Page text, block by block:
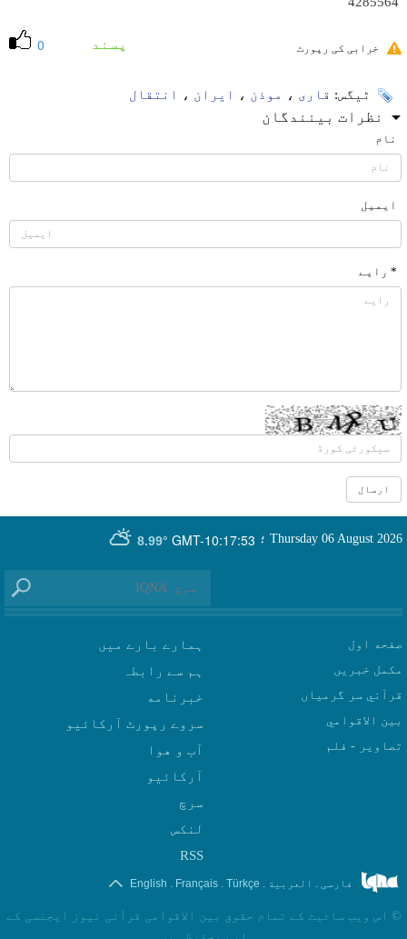
0 پسند خرابی کی رپورٹ
ٹیگس: قاری ، موذن ، ایران ، انتقال
نظرات بینندگان
نام
ایمیل
* رایے
GMT-10:17:53
8.99° Thursday 06 August 2026 ؛
صفحه اول
مکمل خبریں
قرآني سر گرمياں
بين الاقوامي
تصاوير - فلم
ہمارے بارے میں
ہم سے رابطہ
سروے رپورٹ آرکائیو
آب و هوا
سرچ
لنکس
RSS
فارسی . العربیة .
Türkçe
.
Français
.
English
© اس ویب سائیٹ کے تمام حقوق بین الاقوامی قرآنی نیوز ایجنسی کے